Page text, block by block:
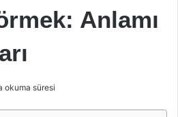
Anlamı
okuma süresi